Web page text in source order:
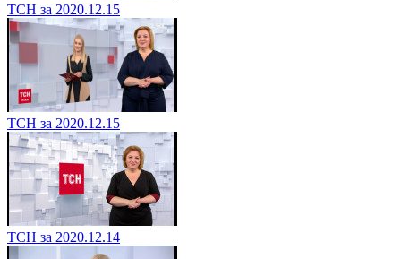
ТСН за 2020.12.15
ТСН за 2020.12.15
ТСН за 2020.12.14